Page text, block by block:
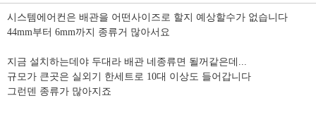
제 글
시스템에어컨은 배관을 어떤사이즈로 할지 예상할수가 없습니다
44mm부터 6mm까지 종류거 많아서요
지금 설치하는데야 두대라 배관 네종류면 될꺼같은데...
규모가 큰곳은 실외기 한세트로 10대 이상도 들어갑니다
그런덴 종류가 많아지죠